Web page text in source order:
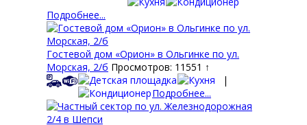
Подробнее...
Гостевой дом «Орион» в Ольгинке по ул.
Морская, 2/б Просмотров: 11551 ↑
|
Подробнее...